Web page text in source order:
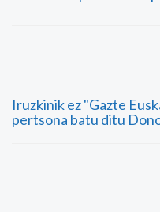
Iruzkinik ez "Gazte
pertsona batu ditu